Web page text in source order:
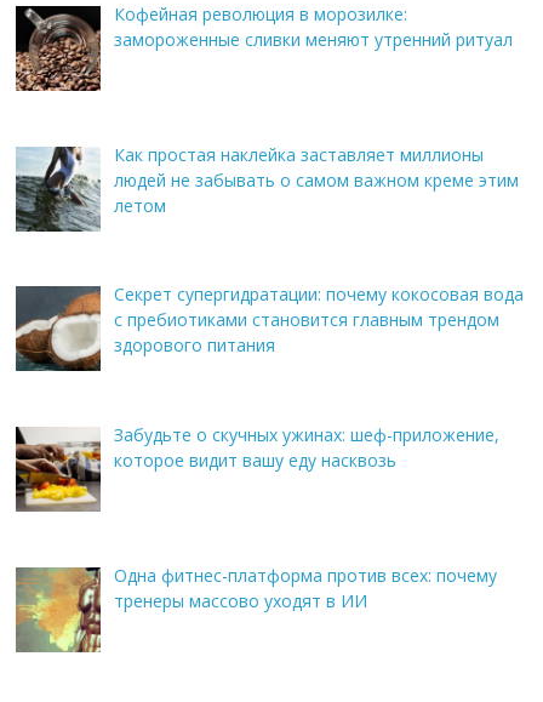
Кофейная революция в морозилке:
замороженные сливки меняют утренний ритуал
Как простая наклейка заставляет миллионы
людей не забывать о самом важном креме этим
летом
Секрет супергидратации: почему кокосовая вода
с пребиотиками становится главным трендом
здорового питания
Забудьте о скучных ужинах: шеф-приложение,
которое видит вашу еду насквозь
Одна фитнес-платформа против всех: почему
тренеры массово уходят в ИИ